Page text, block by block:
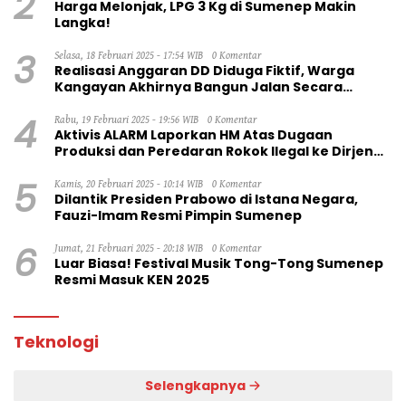
Harga Melonjak, LPG 3 Kg di Sumenep Makin
Langka!
3 Selasa, 18 Februari 2025 - 17:54 WIB 0 Komentar
Realisasi Anggaran DD Diduga Fiktif, Warga
Kangayan Akhirnya Bangun Jalan Secara
4 Rabu, 19 Februari 2025 - 19:56 WIB 0 Komentar
Aktivis ALARM Laporkan HM Atas Dugaan
Produksi dan Peredaran Rokok Ilegal ke Dirjen
5 Kamis, 20 Februari 2025 - 10:14 WIB 0 Komentar
Dilantik Presiden Prabowo di Istana Negara,
Fauzi-Imam Resmi Pimpin Sumenep
6 Jumat, 21 Februari 2025 - 20:18 WIB 0 Komentar
Luar Biasa! Festival Musik Tong-Tong Sumenep
Resmi Masuk KEN 2025
Teknologi
Selengkapnya